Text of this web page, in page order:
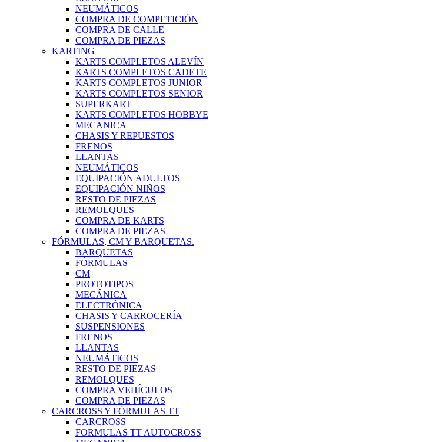
NEUMÁTICOS
COMPRA DE COMPETICIÓN
COMPRA DE CALLE
COMPRA DE PIEZAS
KARTING
KARTS COMPLETOS ALEVÍN
KARTS COMPLETOS CADETE
KARTS COMPLETOS JUNIOR
KARTS COMPLETOS SENIOR
SUPERKART
KARTS COMPLETOS HOBBYE
MECANICA
CHASIS Y REPUESTOS
FRENOS
LLANTAS
NEUMÁTICOS
EQUIPACIÓN ADULTOS
EQUIPACIÓN NIÑOS
RESTO DE PIEZAS
REMOLQUES
COMPRA DE KARTS
COMPRA DE PIEZAS
FÓRMULAS, CM Y BARQUETAS.
BARQUETAS
FÓRMULAS
CM
PROTOTIPOS
MECÁNICA
ELECTRÓNICA
CHASIS Y CARROCERÍA
SUSPENSIONES
FRENOS
LLANTAS
NEUMÁTICOS
RESTO DE PIEZAS
REMOLQUES
COMPRA VEHÍCULOS
COMPRA DE PIEZAS
CARCROSS Y FÓRMULAS TT
CARCROSS
FORMULAS TT AUTOCROSS